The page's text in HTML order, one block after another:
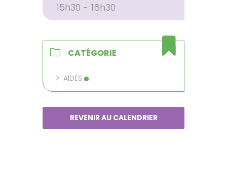
15h30 - 16h30
CATÉGORIE
AIDÉS
REVENIR AU CALENDRIER